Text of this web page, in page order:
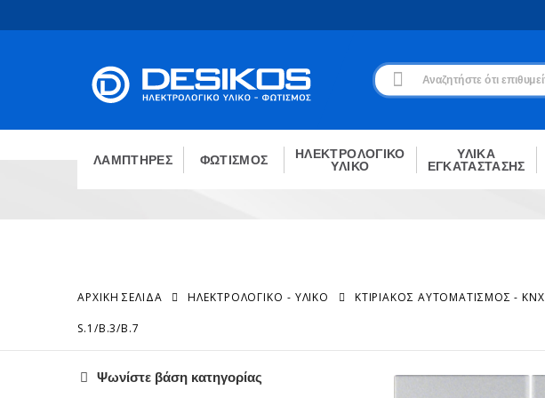
ΛΑΜΠΤΗΡΕΣ ΦΩΤΙΣΜΟΣ
ΗΛΕΚΤΡΟΛΟΓΙΚΟ
ΥΛΙΚΟ
ΥΛΙΚΑ
ΕΓΚΑΤΑΣΤΑΣΗΣ
ΑΡΧΙΚΉ ΣΕΛΊΔΑ ΗΛΕΚΤΡΟΛΟΓΙΚΟ - ΥΛΙΚΟ ΚΤΙΡΙΑΚΌΣ ΑΥΤΟΜΑΤΙΣΜΌΣ - KNX
S.1/B.3/B.7
Ψωνίστε βάση κατηγορίας